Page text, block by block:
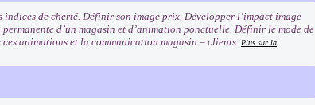
de cherté. Définir son image prix. Développer l’impact image
d’un magasin et d’animation ponctuelle. Définir le mode de
animations et la communication magasin – clients. Plus sur la